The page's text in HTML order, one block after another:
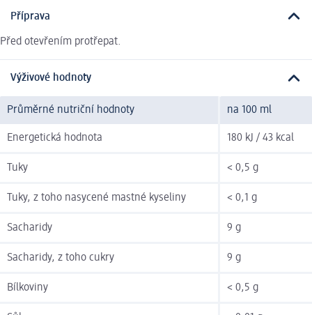
Příprava
Před otevřením protřepat.
Výživové hodnoty
Průměrné nutriční hodnoty na 100 ml
Energetická hodnota 180 kJ / 43 kcal
Tuky < 0,5 g
Tuky, z toho nasycené mastné kyseliny < 0,1 g
Sacharidy 9 g
Sacharidy, z toho cukry 9 g
Bílkoviny < 0,5 g